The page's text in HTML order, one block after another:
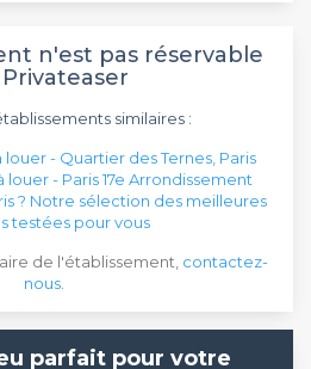
n'est pas réservable
similaires :
louer - Quartier des Ternes, Paris
louer - Paris 17e Arrondissement
? Notre sélection des meilleures
testées pour vous
de l'établissement, contactez-
nous
parfait pour votre